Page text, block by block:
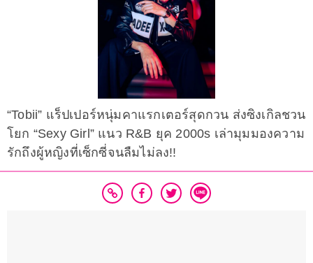
“Tobii” แร็ปเปอร์หนุ่มคาแรกเตอร์สุดกวน ส่งซิงเกิลชวน
โยก “Sexy Girl” แนว R&B ยุค 2000s เล่ามุมมองความ
รักถึงผู้หญิงที่เซ็กซี่จนลืมไม่ลง!!